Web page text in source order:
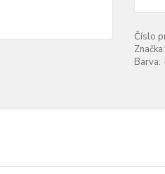
Číslo
Značka:
Barva: